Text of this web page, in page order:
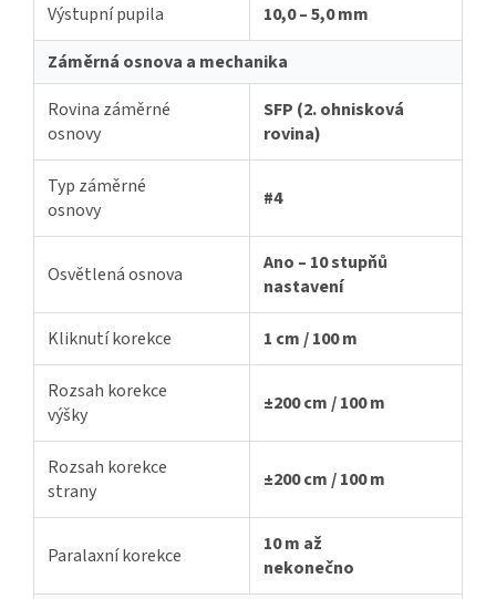
Výstupní pupila
10,0 – 5,0 mm
Záměrná osnova a mechanika
Rovina záměrné
osnovy
SFP (2. ohnisková
rovina)
Typ záměrné
osnovy
#4
Osvětlená osnova
Ano – 10 stupňů
nastavení
Kliknutí korekce 1 cm / 100 m
Rozsah korekce
výšky
±200 cm / 100 m
Rozsah korekce
strany
±200 cm / 100 m
Paralaxní korekce
10 m až
nekonečno